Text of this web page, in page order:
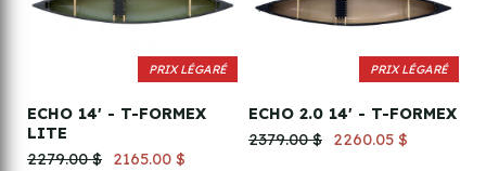
PRIX LÉGARÉ
ECHO 14' - T-FORMEX
LITE
2279.00 $
2165.00 $
PRIX LÉGARÉ
ECHO 2.0 14' - T-FORMEX
2379.00 $
2260.05 $